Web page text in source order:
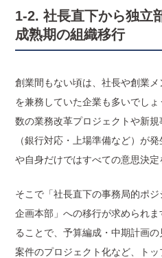
1-2. 社長直下から独立
成熟期の組織移行
創業間もない頃は、社長や創業
を兼務していた企業も多いでし
数の業務改革プロジェクトや新
（銀行対応・上場準備など）が
や自身だけではすべての意思決定
そこで「社長直下の事務局的ポ
企画本部」への移行が求められ
ることで、予算編成・中期計画
案件のプロジェクト化など、トッ